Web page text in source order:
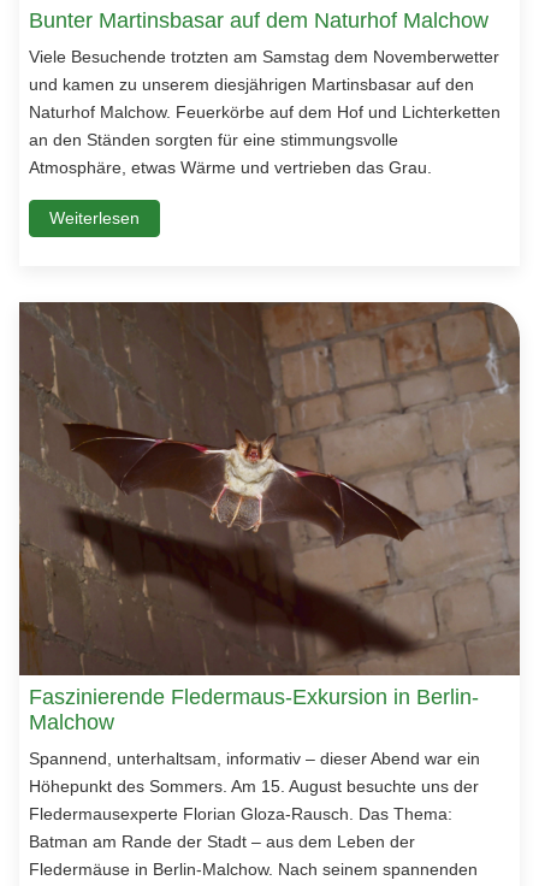
Bunter Martinsbasar auf dem Naturhof Malchow
Viele Besuchende trotzten am Samstag dem Novemberwetter
und kamen zu unserem diesjährigen Martinsbasar auf den
Naturhof Malchow. Feuerkörbe auf dem Hof und Lichterketten
an den Ständen sorgten für eine stimmungsvolle
Atmosphäre, etwas Wärme und vertrieben das Grau.
Weiterlesen
Faszinierende Fledermaus-Exkursion in Berlin-
Malchow
Spannend, unterhaltsam, informativ – dieser Abend war ein
Höhepunkt des Sommers. Am 15. August besuchte uns der
Fledermausexperte Florian Gloza-Rausch. Das Thema:
Batman am Rande der Stadt – aus dem Leben der
Fledermäuse in Berlin-Malchow. Nach seinem spannenden